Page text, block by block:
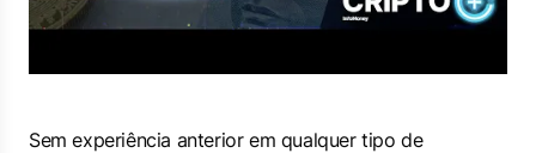
Sem experiência anterior em qualquer tipo de